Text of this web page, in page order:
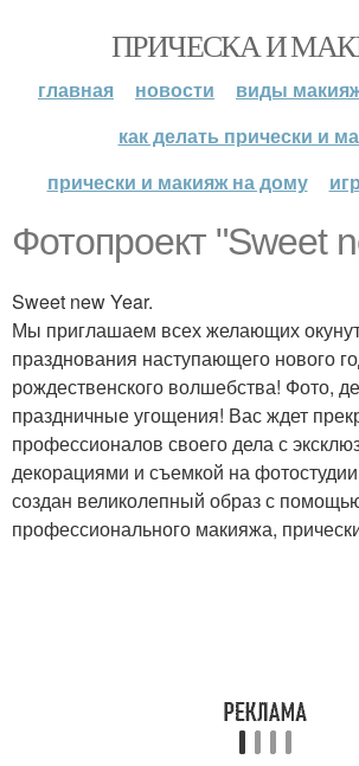
ПРИЧЕСКА И
главная новости
виды
как делать прически и
прически и макияж на дому
Фотопроект "Sweet
Sweet new Year.
Мы приглашаем всех желающих
празднования наступающего нового
рождественского волшебства! Фото,
праздничные угощения! Вас ждет
профессионалов своего дела с
декорациями и съемкой на
создан великолепный образ с
профессионального макияжа,